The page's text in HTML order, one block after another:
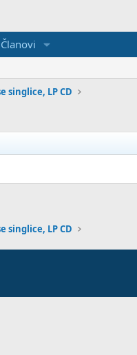
Članovi
singlice, LP CD
singlice, LP CD